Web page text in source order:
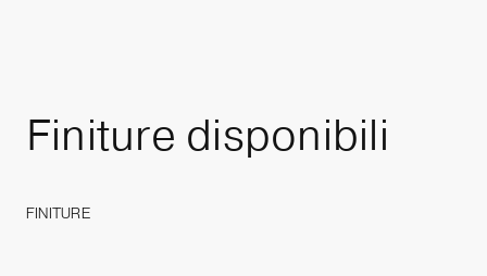
Finiture disponibili
FINITURE